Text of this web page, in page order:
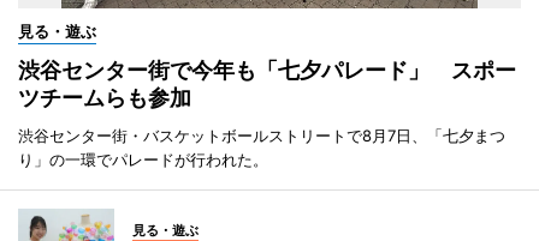
見る・遊ぶ
渋谷センター街で今年も「七夕パレード」 スポー
ツチームらも参加
渋谷センター街・バスケットボールストリートで8月7日、「七夕まつ
り」の一環でパレードが行われた。
見る・遊ぶ